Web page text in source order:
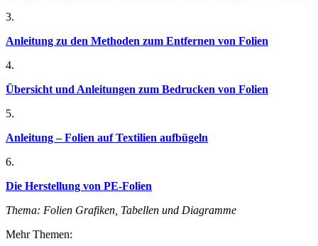
3.
Anleitung zu den Methoden zum Entfernen von Folien
4.
Übersicht und Anleitungen zum Bedrucken von Folien
5.
Anleitung – Folien auf Textilien aufbügeln
6.
Die Herstellung von PE-Folien
Thema: Folien Grafiken, Tabellen und Diagramme
Mehr Themen: